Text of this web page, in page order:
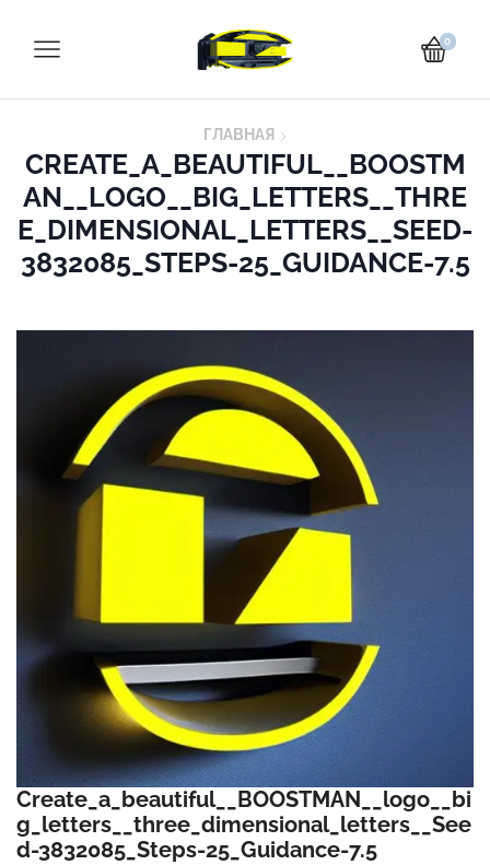
0
ГЛАВНАЯ
CREATE_A_BEAUTIFUL__BOOSTM
AN__LOGO__BIG_LETTERS__THRE
E_DIMENSIONAL_LETTERS__SEED-
3832085_STEPS-25_GUIDANCE-7.5
Create_a_beautiful__BOOSTMAN__logo__bi
g_letters__three_dimensional_letters__See
d-3832085_Steps-25_Guidance-7.5